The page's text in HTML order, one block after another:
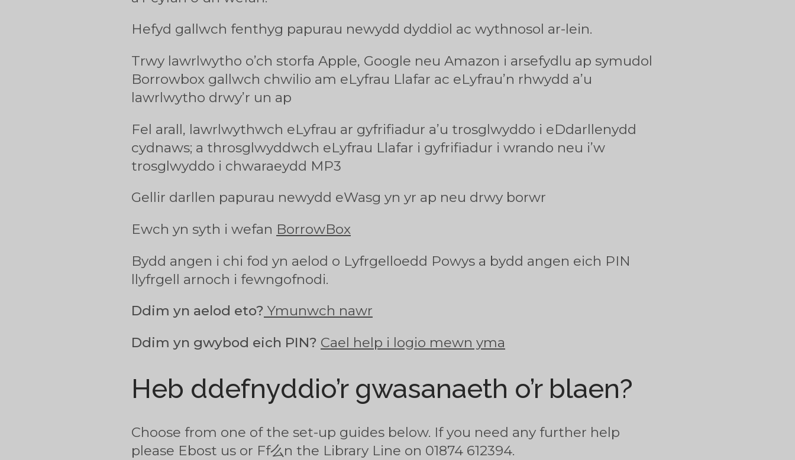
Hefyd gallwch fenthyg papurau newydd dyddiol ac wythnosol ar-lein.
Trwy lawrlwytho o’ch storfa Apple, Google neu Amazon i arsefydlu ap symudol
Borrowbox gallwch chwilio am eLyfrau Llafar ac eLyfrau’n rhwydd a’u
lawrlwytho drwy’r un ap
Fel arall, lawrlwythwch eLyfrau ar gyfrifiadur a’u trosglwyddo i eDdarllenydd
cydnaws; a throsglwyddwch eLyfrau Llafar i gyfrifiadur i wrando neu i’w
trosglwyddo i chwaraeydd MP3
Gellir darllen papurau newydd eWasg yn yr ap neu drwy borwr
Ewch yn syth i wefan BorrowBox
Bydd angen i chi fod yn aelod o Lyfrgelloedd Powys a bydd angen eich PIN
llyfrgell arnoch i fewngofnodi.
Ddim yn aelod eto? Ymunwch nawr
Ddim yn gwybod eich PIN? Cael help i logio mewn yma
Heb ddefnyddio’r gwasanaeth o’r blaen?
Choose from one of the set-up guides below. If you need any further help
please Ebost us or Ff么n the Library Line on 01874 612394.